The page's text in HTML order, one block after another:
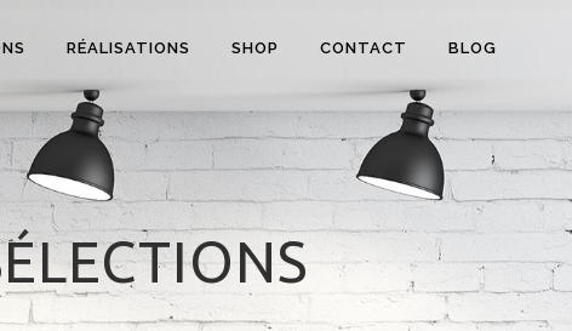
RÉALISATIONS SHOP CONTACT BLOG